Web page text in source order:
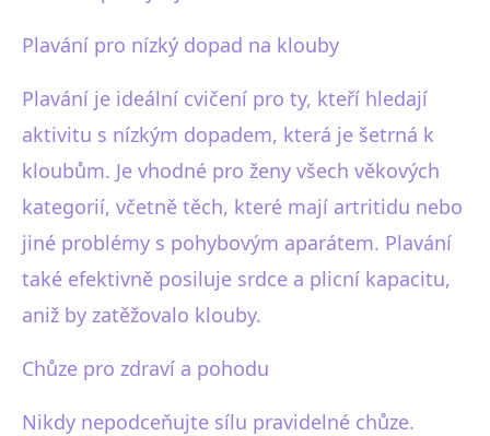
Plavání pro nízký dopad na klouby
Plavání je ideální cvičení pro ty, kteří hledají
aktivitu s nízkým dopadem, která je šetrná k
kloubům. Je vhodné pro ženy všech věkových
kategorií, včetně těch, které mají artritidu nebo
jiné problémy s pohybovým aparátem. Plavání
také efektivně posiluje srdce a plicní kapacitu,
aniž by zatěžovalo klouby.
Chůze pro zdraví a pohodu
Nikdy nepodceňujte sílu pravidelné chůze.